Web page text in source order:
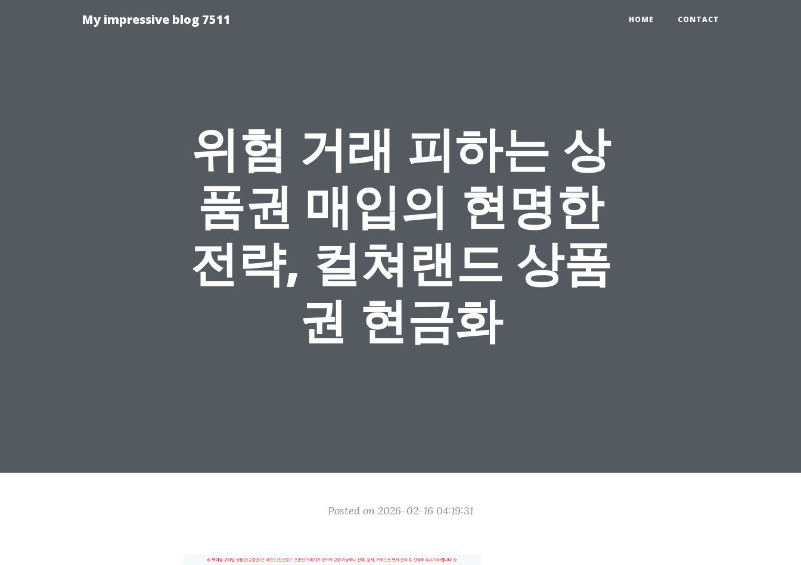
My impressive blog 7511 HOME CONTACT
위험 거래 피하는 상
품권 매입의 현명한
전략, 컬쳐랜드 상품
권 현금화
Posted on 2026-02-16 04:19:31